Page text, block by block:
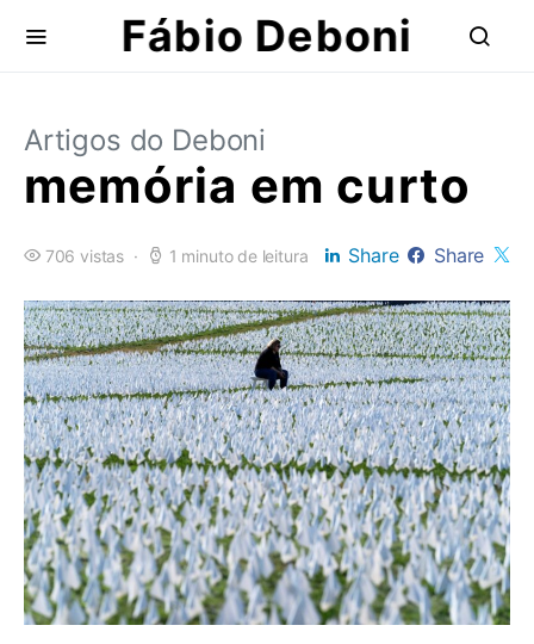
Fábio Deboni
Artigos do Deboni
memória em curto
706 vistas 1 minuto de leitura Share Share